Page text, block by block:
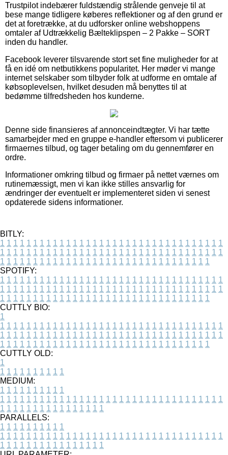
Trustpilot indebærer fuldstændig strålende genveje til at
bese mange tidligere køberes reflektioner og af den grund er
det at foretrække, at du udforsker online webshoppens
omtaler af Udtrækkelig Bælteklipspen – 2 Pakke – SORT
inden du handler.
Facebook leverer tilsvarende stort set fine muligheder for at
få en idé om netbutikkens popularitet. Her møder vi mange
internet selskaber som tilbyder folk at udforme en omtale af
købsoplevelsen, hvilket desuden må benyttes til at
bedømme tilfredsheden hos kunderne.
Denne side finansieres af annonceindtægter. Vi har tætte
samarbejder med en gruppe e-handler eftersom vi publicerer
firmaernes tilbud, og tager betaling om du gennemfører en
ordre.
Informationer omkring tilbud og firmaer på nettet værnes om
rutinemæssigt, men vi kan ikke stilles ansvarlig for
ændringer der eventuelt er implementeret siden vi senest
opdaterede sidens informationer.
BITLY:
1 1 1 1 1 1 1 1 1 1 1 1 1 1 1 1 1 1 1 1 1 1 1 1 1 1 1 1 1 1 1 1 1 1
1 1 1 1 1 1 1 1 1 1 1 1 1 1 1 1 1 1 1 1 1 1 1 1 1 1 1 1 1 1 1 1 1 1
1 1 1 1 1 1 1 1 1 1 1 1 1 1 1 1 1 1 1 1 1 1 1 1 1 1 1 1 1 1 1 1
SPOTIFY:
1 1 1 1 1 1 1 1 1 1 1 1 1 1 1 1 1 1 1 1 1 1 1 1 1 1 1 1 1 1 1 1 1 1
1 1 1 1 1 1 1 1 1 1 1 1 1 1 1 1 1 1 1 1 1 1 1 1 1 1 1 1 1 1 1 1 1 1
1 1 1 1 1 1 1 1 1 1 1 1 1 1 1 1 1 1 1 1 1 1 1 1 1 1 1 1 1 1 1 1
CUTTLY BIO:
1
1 1 1 1 1 1 1 1 1 1 1 1 1 1 1 1 1 1 1 1 1 1 1 1 1 1 1 1 1 1 1 1 1 1
1 1 1 1 1 1 1 1 1 1 1 1 1 1 1 1 1 1 1 1 1 1 1 1 1 1 1 1 1 1 1 1 1 1
1 1 1 1 1 1 1 1 1 1 1 1 1 1 1 1 1 1 1 1 1 1 1 1 1 1 1 1 1 1 1 1
CUTTLY OLD:
1
1 1 1 1 1 1 1 1 1 1
MEDIUM:
1 1 1 1 1 1 1 1 1 1
1 1 1 1 1 1 1 1 1 1 1 1 1 1 1 1 1 1 1 1 1 1 1 1 1 1 1 1 1 1 1 1 1 1
1 1 1 1 1 1 1 1 1 1 1 1 1 1 1 1
PARALLELS:
1 1 1 1 1 1 1 1 1 1
1 1 1 1 1 1 1 1 1 1 1 1 1 1 1 1 1 1 1 1 1 1 1 1 1 1 1 1 1 1 1 1 1 1
1 1 1 1 1 1 1 1 1 1 1 1 1 1 1 1